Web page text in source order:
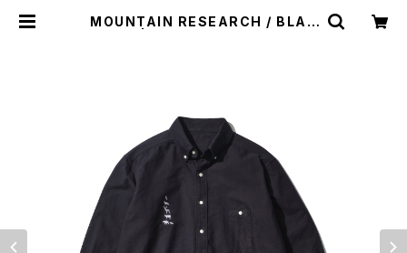
MOUNTAIN RESEARCH / BLAC